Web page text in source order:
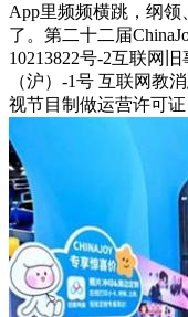
App里频频横跳，纲
了。第二十二届
10213822号-2互联网
（沪）-1号 互联网教
视节目制做运营许可